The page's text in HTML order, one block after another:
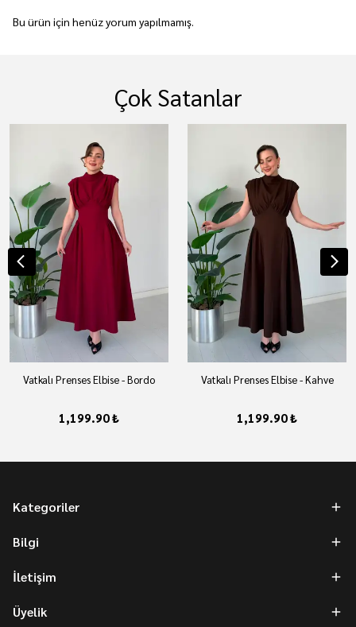
Bu ürün için henüz yorum yapılmamış.
Çok Satanlar
Vatkalı Prenses Elbise - Bordo
1,199.90 ₺
Vatkalı Prenses Elbise - Kahve
1,199.90 ₺
Kategoriler
Bilgi
İletişim
Üyelik